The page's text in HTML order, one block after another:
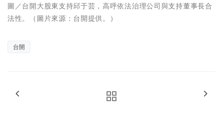
圖／台開大股東支持邱于芸，高呼依法治理公司與支持董事長合
法性。（圖片來源：台開提供。）
台開